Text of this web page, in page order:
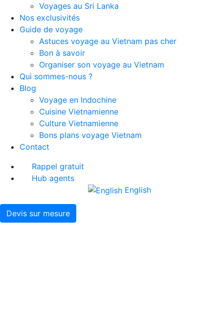
Voyages au Sri Lanka
Nos exclusivités
Guide de voyage
Astuces voyage au Vietnam pas cher
Bon à savoir
Organiser son voyage au Vietnam
Qui sommes-nous ?
Blog
Voyage en Indochine
Cuisine Vietnamienne
Culture Vietnamienne
Bons plans voyage Vietnam
Contact
Rappel gratuit
Hub agents
English
Devis sur mesure